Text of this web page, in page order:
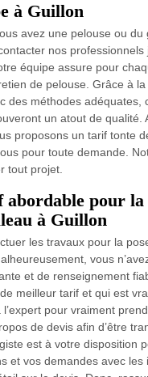
à Guillon
avez une pelouse ou du
nos professionnels
équipe assure pour
de pelouse. Grâce à la
des méthodes adéquates,
un atout de qualité.
proposons un tarif tonte
pour toute demande.
tout projet.
pour la
à Guillon
les travaux pour la
vous
et de renseignement
meilleur tarif et qui est
pour vraiment
de devis afin d’être
est à votre disposition
et vos demandes avec les